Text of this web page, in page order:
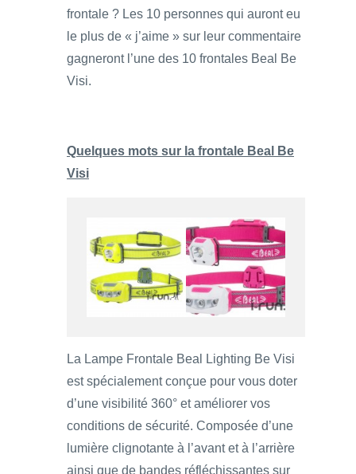
frontale ? Les 10 personnes qui auront eu
le plus de « j’aime » sur leur commentaire
gagneront l’une des 10 frontales Beal Be
Visi.
Quelques mots sur la frontale Beal Be
Visi
La Lampe Frontale Beal Lighting Be Visi
est spécialement conçue pour vous doter
d’une visibilité 360° et améliorer vos
conditions de sécurité. Composée d’une
lumière clignotante à l’avant et à l’arrière
ainsi que de bandes réfléchissantes sur